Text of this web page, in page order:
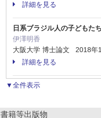
詳細を見る
日系ブラジル人の子どもた
伊澤明香
大阪大学 博士論文 2018年
詳細を見る
▼全件表示
書籍等出版物